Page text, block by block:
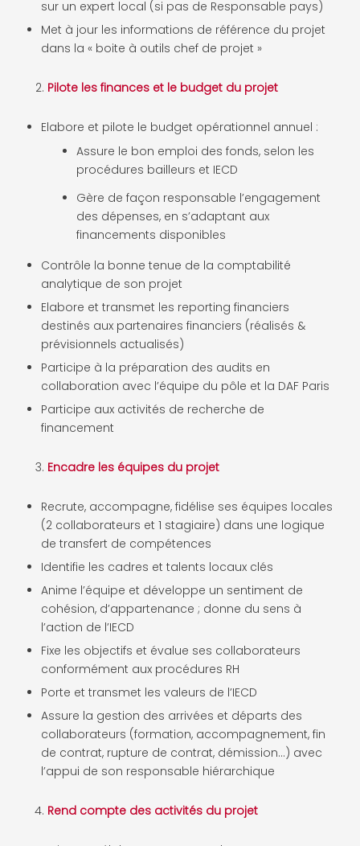
sur un expert local (si pas de Responsable pays)
Met à jour les informations de référence du projet
dans la « boite à outils chef de projet »
Pilote les finances et le budget du projet
Elabore et pilote le budget opérationnel annuel :
Assure le bon emploi des fonds, selon les
procédures bailleurs et IECD
Gère de façon responsable l’engagement
des dépenses, en s’adaptant aux
financements disponibles
Contrôle la bonne tenue de la comptabilité
analytique de son projet
Elabore et transmet les reporting financiers
destinés aux partenaires financiers (réalisés &
prévisionnels actualisés)
Participe à la préparation des audits en
collaboration avec l’équipe du pôle et la DAF Paris
Participe aux activités de recherche de
financement
Encadre les équipes du projet
Recrute, accompagne, fidélise ses équipes locales
(2 collaborateurs et 1 stagiaire) dans une logique
de transfert de compétences
Identifie les cadres et talents locaux clés
Anime l’équipe et développe un sentiment de
cohésion, d’appartenance ; donne du sens à
l’action de l’IECD
Fixe les objectifs et évalue ses collaborateurs
conformément aux procédures RH
Porte et transmet les valeurs de l’IECD
Assure la gestion des arrivées et départs des
collaborateurs (formation, accompagnement, fin
de contrat, rupture de contrat, démission…) avec
l’appui de son responsable hiérarchique
Rend compte des activités du projet